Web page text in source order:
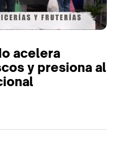
acelera
y presiona al